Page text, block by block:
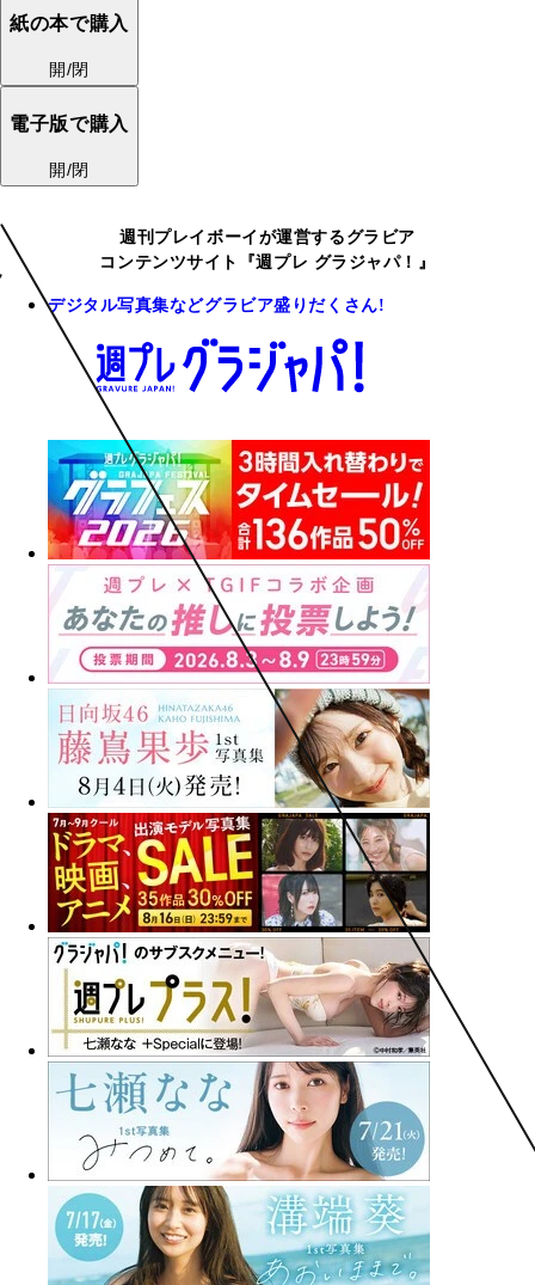
紙の本で購入
開/閉
電子版で購入
開/閉
週刊プレイボーイが運営するグラビア
コンテンツサイト『週プレ グラジャパ！』
デジタル写真集などグラビア盛りだくさん!